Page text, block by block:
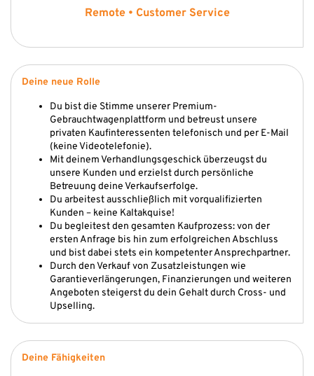
Remote • Customer Service
Deine neue Rolle
Du bist die Stimme unserer Premium-
Gebrauchtwagenplattform und betreust unsere
privaten Kaufinteressenten telefonisch und per E-Mail
(keine Videotelefonie).
Mit deinem Verhandlungsgeschick überzeugst du
unsere Kunden und erzielst durch persönliche
Betreuung deine Verkaufserfolge.
Du arbeitest ausschließlich mit vorqualifizierten
Kunden – keine Kaltakquise!
Du begleitest den gesamten Kaufprozess: von der
ersten Anfrage bis hin zum erfolgreichen Abschluss
und bist dabei stets ein kompetenter Ansprechpartner.
Durch den Verkauf von Zusatzleistungen wie
Garantieverlängerungen, Finanzierungen und weiteren
Angeboten steigerst du dein Gehalt durch Cross- und
Upselling.
Deine Fähigkeiten